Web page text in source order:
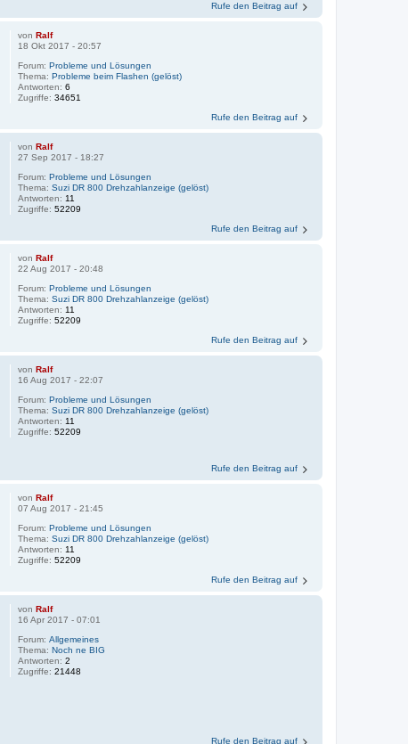
Rufe den Beitrag auf
vonRalf
18 Okt 2017 - 20:57
Forum:Probleme und Lösungen
Thema:Probleme beim Flashen (gelöst)
Antworten:6
Zugriffe:34651
Rufe den Beitrag auf
vonRalf
27 Sep 2017 - 18:27
Forum:Probleme und Lösungen
Thema:Suzi DR 800 Drehzahlanzeige (gelöst)
Antworten: 11
Zugriffe:52209
Rufe den Beitrag auf
vonRalf
22 Aug 2017 - 20:48
Forum:Probleme und Lösungen
Thema:Suzi DR 800 Drehzahlanzeige (gelöst)
Antworten: 11
Zugriffe:52209
Rufe den Beitrag auf
vonRalf
16 Aug 2017 - 22:07
Forum:Probleme und Lösungen
Thema:Suzi DR 800 Drehzahlanzeige (gelöst)
Antworten: 11
Zugriffe:52209
Rufe den Beitrag auf
von Ralf
07 Aug 2017 - 21:45
Forum: Probleme und Lösungen
Thema:Suzi DR 800 Drehzahlanzeige (gelöst)
Antworten:11
Zugriffe:52209
Rufe den Beitrag auf
von Ralf
16 Apr 2017 - 07:01
Forum:Allgemeines
Thema: Noch ne BIG
Antworten:2
Zugriffe:21448
Rufe den Beitrag auf